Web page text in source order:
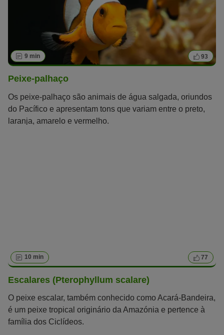
9 min 93
Peixe-palhaço
Os peixe-palhaço são animais de água salgada, oriundos
do Pacífico e apresentam tons que variam entre o preto,
laranja, amarelo e vermelho.
10 min 77
Escalares (Pterophyllum scalare)
O peixe escalar, também conhecido como Acará-Bandeira,
é um peixe tropical originário da Amazónia e pertence à
família dos Ciclídeos.